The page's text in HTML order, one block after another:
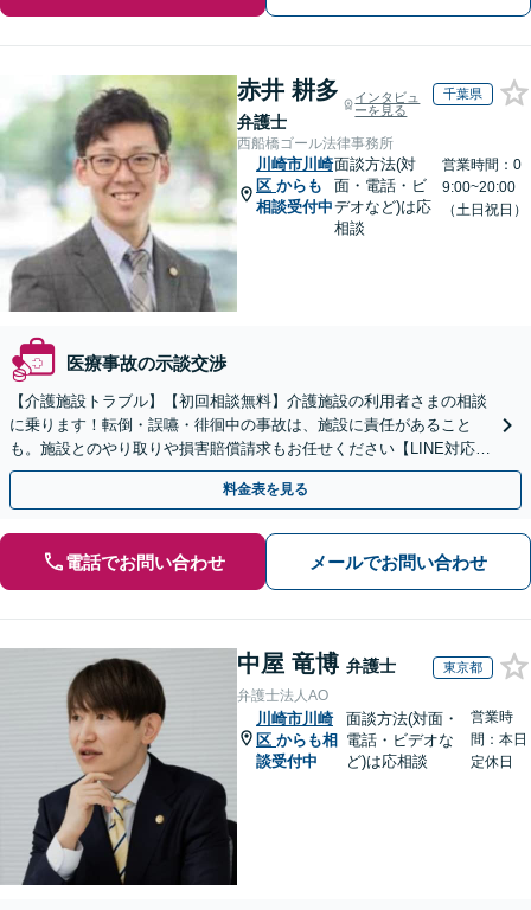
赤井 耕多
弁護士
インタビュ
ーを見る
千葉県
西船橋ゴール法律事務所
川崎市川崎
区 からも
相談受付中
面談方法(対
面・電話・ビ
デオなど)は応
相談
営業時間：0
9:00~20:00
（土日祝日）
医療事故の示談交渉
【介護施設トラブル】【初回相談無料】介護施設の利用者さまの相談
に乗ります！転倒・誤嚥・徘徊中の事故は、施設に責任があること
も。施設とのやり取りや損害賠償請求もお任せください【LINE対応
可】【夜間・休日面談可】【関東エリア対応】
料金表を見る
電話でお問い合わせ メールでお問い合わせ
中屋 竜博 弁護士 東京都
弁護士法人AO
川崎市川崎
区 からも相
談受付中
面談方法(対面・
電話・ビデオな
ど)は応相談
営業時
間：本日
定休日